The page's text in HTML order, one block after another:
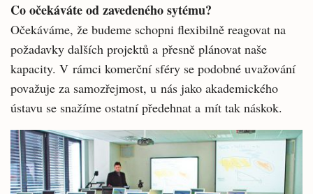
Co očekáváte od zavedeného sytému?
Očekáváme, že budeme schopni flexibilně reagovat na
požadavky dalších projektů a přesně plánovat naše
kapacity. V rámci komerční sféry se podobné uvažování
považuje za samozřejmost, u nás jako akademického
ústavu se snažíme ostatní předehnat a mít tak náskok.